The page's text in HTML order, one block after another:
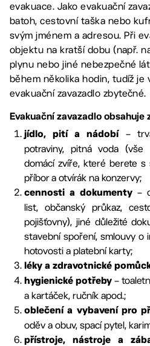
evakuace. Jako evakuační
batoh, cestovní taška nebo
svým jménem a adresou. Při
objektu na kratší dobu (např.
plynu nebo jiné nebezpečné
během několika hodin, tudíž je
evakuační zavazadlo zbytečné.
Evakuační zavazadlo obsahuje
jídlo, pití a nádobí–
potraviny, pitná voda
domácí zvíře, které berete
příbor a otvírák na konzervy;
cennosti a dokumenty –
list, občanský průkaz,
pojišťovny), jiné důležité
stavební spoření, smlouvy o
hotovosti a platební karty;
léky a zdravotnické
hygienické potřeby –
a kartáček, ručník apod.;
oblečení a vybavení pro
oděv a obuv, spací pytel,
přístroje, nástroje a